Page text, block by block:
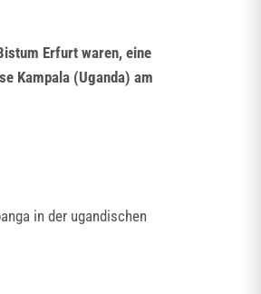
Erfurt waren, eine
Kampala (Uganda) am
in der ugandischen